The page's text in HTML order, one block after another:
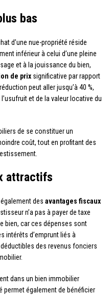
bas
d’une nue-propriété réside
inférieur à celui d’une pleine
et à la jouissance du bien,
de prix significative par rapport
peut aller jusqu’à 40 %,
et de la valeur locative du
de se constituer un
coût, tout en profitant des
attractifs
des avantages fiscaux
n’a pas à payer de taxe
bien, car ces dépenses sont
intérêts d’emprunt liés à
des revenus fonciers
dans un bien immobilier
permet également de bénéficier